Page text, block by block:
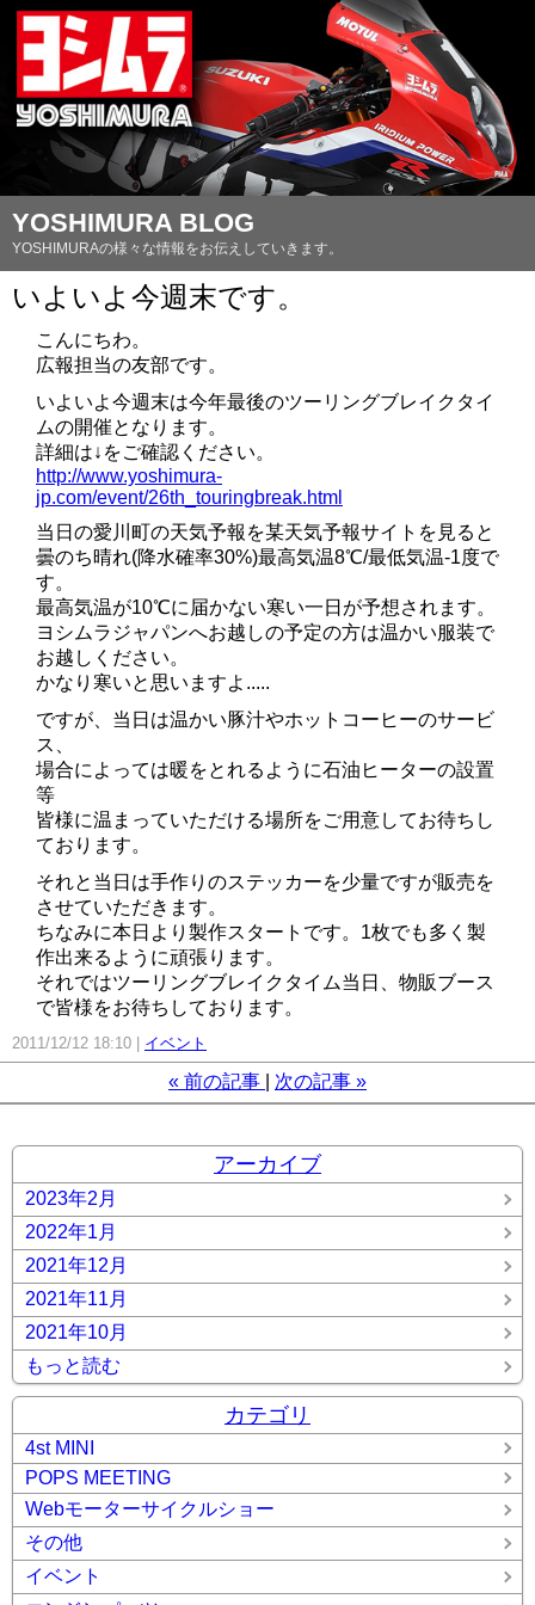
YOSHIMURA BLOG
YOSHIMURAの様々な情報をお伝えしていきます。
いよいよ今週末です。
こんにちわ。
広報担当の友部です。
いよいよ今週末は今年最後のツーリングブレイクタイ
ムの開催となります。
詳細は↓をご確認ください。
http://www.yoshimura-
jp.com/event/26th_touringbreak.html
当日の愛川町の天気予報を某天気予報サイトを見ると
曇のち晴れ(降水確率30%)最高気温8℃/最低気温-1度で
す。
最高気温が10℃に届かない寒い一日が予想されます。
ヨシムラジャパンへお越しの予定の方は温かい服装で
お越しください。
かなり寒いと思いますよ.....
ですが、当日は温かい豚汁やホットコーヒーのサービ
ス、
場合によっては暖をとれるように石油ヒーターの設置
等
皆様に温まっていただける場所をご用意してお待ちし
ております。
それと当日は手作りのステッカーを少量ですが販売を
させていただきます。
ちなみに本日より製作スタートです。1枚でも多く製
作出来るように頑張ります。
それではツーリングブレイクタイム当日、物販ブース
で皆様をお待ちしております。
2011/12/12 18:10 イベント
« 前の記事 次の記事 »
アーカイブ
2023年2月
2022年1月
2021年12月
2021年11月
2021年10月
もっと読む
カテゴリ
4st MINI
POPS MEETING
Webモーターサイクルショー
その他
イベント